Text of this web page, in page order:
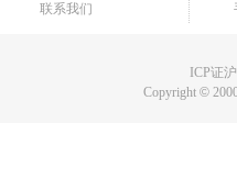
联系我们
ICP证
Copyright©